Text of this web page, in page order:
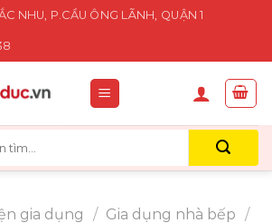
NHU, P.CẦU ÔNG LÃNH, QUẬN 1
gia dụng / Gia dụng nhà bếp /